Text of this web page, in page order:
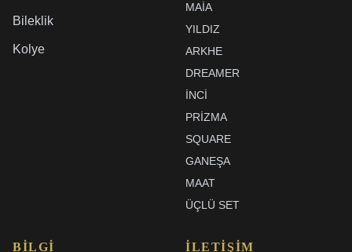
Bileklik
Kolye
MAIA
YILDIZ
ARKHE
DREAMER
İNCI
PRIZMA
SQUARE
GANEŞA
MAAT
ÜÇLÜ SET
BILGI İLETIŞIM